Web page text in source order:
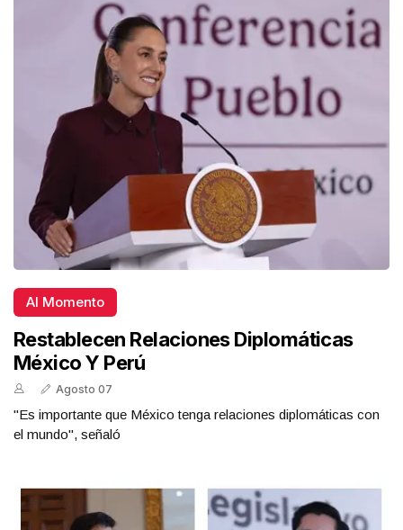
Al Momento
Restablecen Relaciones Diplomáticas
México Y Perú
Agosto 07
"Es importante que México tenga relaciones diplomáticas con
el mundo", señaló